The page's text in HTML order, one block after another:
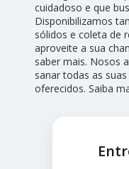
cuidadoso e que
Disponibilizamos
sólidos e coleta de
aproveite a sua
saber mais. Nosos
sanar todas as
oferecidos. Saiba